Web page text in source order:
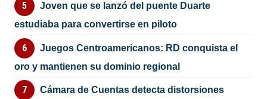
Joven que se lanzó del puente Duarte
estudiaba para convertirse en piloto
Juegos Centroamericanos: RD conquista el
oro y mantienen su dominio regional
Cámara de Cuentas detecta distorsiones